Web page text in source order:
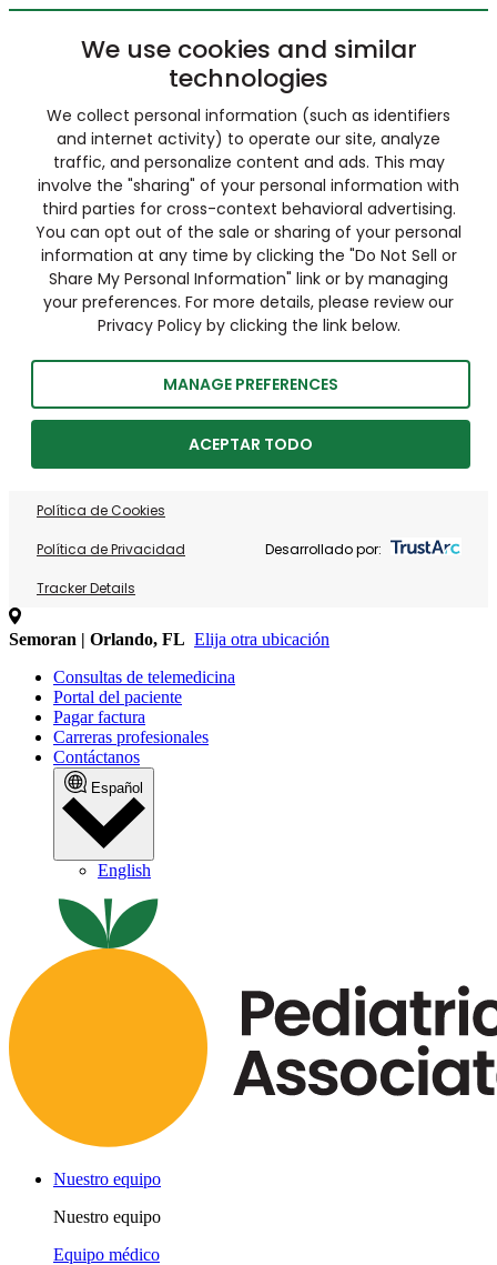
We use cookies and similar
technologies
We collect personal information (such as identifiers
and internet activity) to operate our site, analyze
traffic, and personalize content and ads. This may
involve the "sharing" of your personal information with
third parties for cross-context behavioral advertising.
You can opt out of the sale or sharing of your personal
information at any time by clicking the "Do Not Sell or
Share My Personal Information" link or by managing
your preferences. For more details, please review our
Privacy Policy by clicking the link below.
MANAGE PREFERENCES
ACEPTAR TODO
Política de Cookies
Política de Privacidad
Tracker Details
Desarrollado por:
Semoran | Orlando, FL Elija otra ubicación
Consultas de telemedicina
Portal del paciente
Pagar factura
Carreras profesionales
Contáctanos
Español
English
Nuestro equipo
Nuestro equipo
Equipo médico